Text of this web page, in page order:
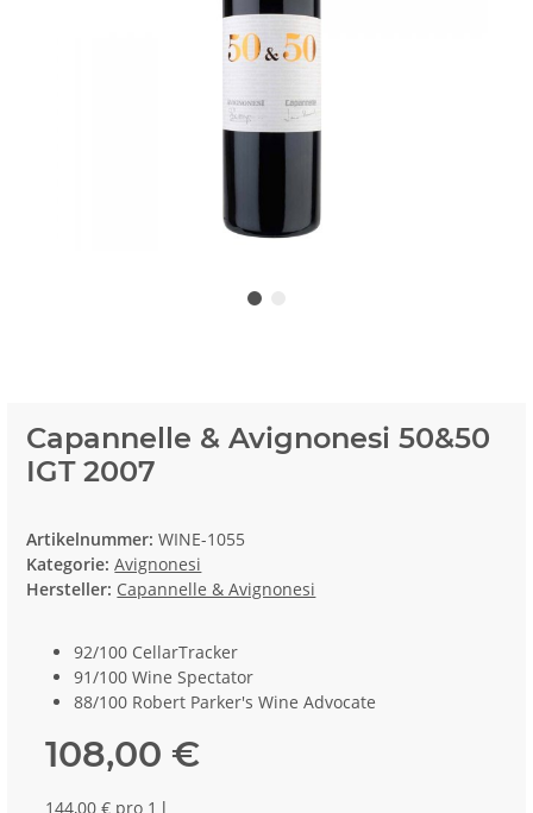
Capannelle & Avignonesi 50&50
IGT 2007
Artikelnummer:WINE-1055
Kategorie:Avignonesi
Hersteller: Capannelle & Avignonesi
92/100 CellarTracker
91/100 Wine Spectator
88/100 Robert Parker's Wine Advocate
108,00 €
144,00 € pro 1 l